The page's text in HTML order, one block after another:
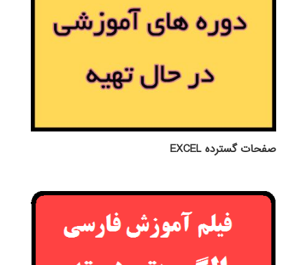
صفحات گسترده EXCEL